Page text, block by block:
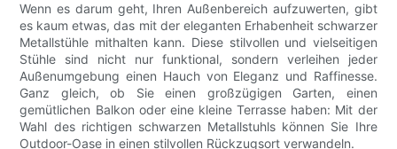
Wenn es darum geht, Ihren Außenbereich aufzuwerten, gibt
es kaum etwas, das mit der eleganten Erhabenheit schwarzer
Metallstühle mithalten kann. Diese stilvollen und vielseitigen
Stühle sind nicht nur funktional, sondern verleihen jeder
Außenumgebung einen Hauch von Eleganz und Raffinesse.
Ganz gleich, ob Sie einen großzügigen Garten, einen
gemütlichen Balkon oder eine kleine Terrasse haben: Mit der
Wahl des richtigen schwarzen Metallstuhls können Sie Ihre
Outdoor-Oase in einen stilvollen Rückzugsort verwandeln.